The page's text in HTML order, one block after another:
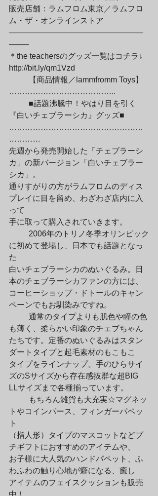
販売店舗：ラムフロム東京／ラムフロ
ム・ザ・オンラインストア
—————————————————
——–
＊the teachersのグッズ一覧はコチラ↓
http://bit.ly/qm1Vzd
…………………………………..
『白いチェブラーシカ』グッズ■
……………………………………………
…………
先週から発売開始した「チェブラーシ
カ」の新バージョン「白いチェブラー
シカ」。
通りすがりの方がラムフロムのディス
プレイに目を留め、わざわざ店内に入
って
手に取って購入されていきます。
に初めて登場し、日本でも話題となっ
た
白いチェブラーシカのぬいぐるみ。日
本のチェブラーシカファンの方には、
コーヒーショップ・ドトールのキャン
ペーンでもお馴染みですね。
も薄く、柔らかい印象のチェブちゃん
たちです。定番のぬいぐるみはスタン
ダートタイプと起毛素材のもこもこ
タイプをラインナップ。手のひらサイ
ズのSサイズから存在感抜群な超BIG
LLサイズまで各種揃っています。
トやコインパース、フィンガーパペッ
ト
（指人形）タイプのマスコットなどプ
チギフトにおすすめのアイテムや、
お子様に大人気のハンドパペット、ふ
わふわの触り心地が癖になる、癒し
アイテムのフェイスクッションも販売
中！